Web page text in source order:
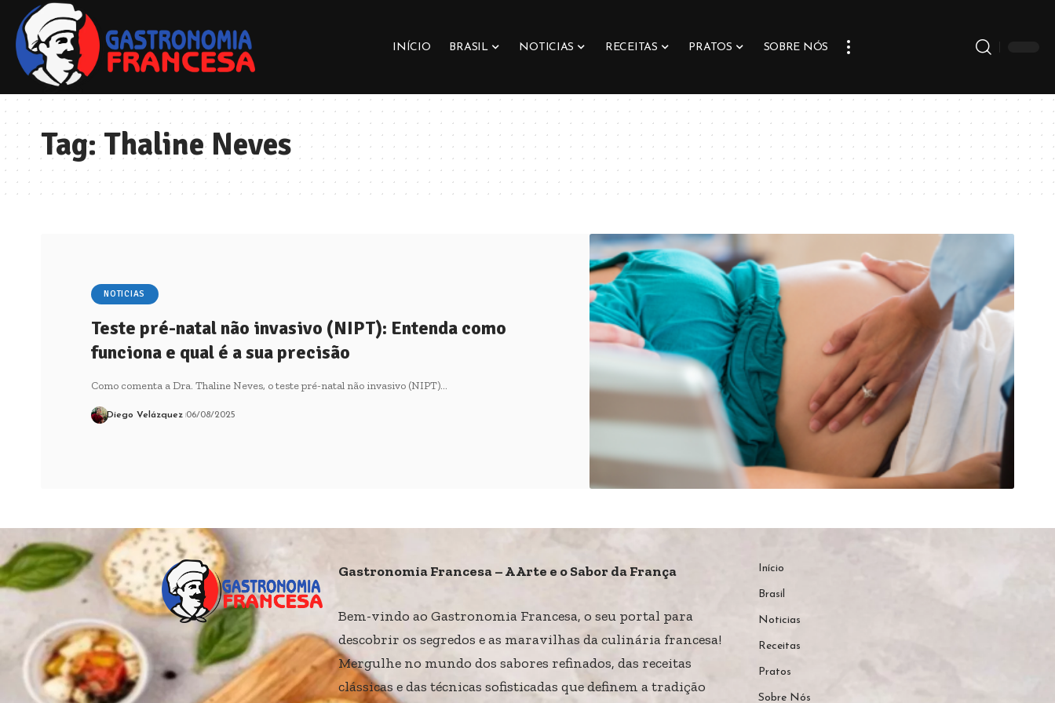
INÍCIO BRASIL NOTICIAS RECEITAS PRATOS SOBRE NÓS
Tag:Thaline Neves
NOTICIAS
Teste pré-natal não invasivo (NIPT): Entenda como
funciona e qual é a sua precisão
Como comenta a Dra. Thaline Neves, o teste pré-natal não invasivo (NIPT)…
Diego Velázquez 06/08/2025
Gastronomia Francesa – A Arte e o Sabor da França
Bem-vindo ao Gastronomia Francesa, o seu portal para
descobrir os segredos e as maravilhas da culinária francesa!
Mergulhe no mundo dos sabores refinados, das receitas
clássicas e das técnicas sofisticadas que definem a tradição
Início
Brasil
Noticias
Receitas
Pratos
Sobre Nós